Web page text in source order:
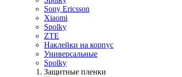
Sony Ericsson
Xiaomi
Spolky
ZTE
Наклейки на корпус
Универсальные
Spolky
Защитные пленки